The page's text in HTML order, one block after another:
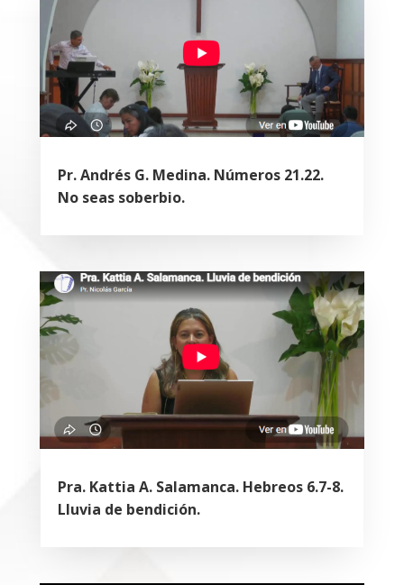
Pr. Andrés G. Medina. Números 21.22.
No seas soberbio.
Pra. Kattia A. Salamanca. Hebreos 6.7-8.
Lluvia de bendición.